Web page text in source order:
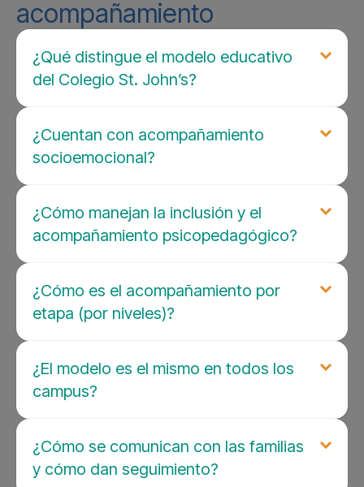
acompañamiento
¿Qué distingue el modelo educativo
del Colegio St. John’s?
¿Cuentan con acompañamiento
socioemocional?
¿Cómo manejan la inclusión y el
acompañamiento psicopedagógico?
¿Cómo es el acompañamiento por
etapa (por niveles)?
¿El modelo es el mismo en todos los
campus?
¿Cómo se comunican con las familias
y cómo dan seguimiento?